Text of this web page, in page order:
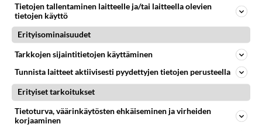
kukaan, kannattaako sieltä hankkia lintukiikarit? Jos,
niin mitä liikkeit...
05.05.2009 18:36
Tietojen tallentaminen laitteelle ja/tai laitteella olevien
tietojen käyttö
Erityisominaisuudet
Tarkkojen sijaintitietojen käyttäminen
Tunnista laitteet aktiivisesti pyydettyjen tietojen perusteella
Erityiset tarkoitukset
Tietoturva, väärinkäytösten ehkäiseminen ja virheiden
korjaaminen